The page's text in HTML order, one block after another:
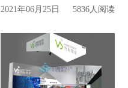
2021年06月25日 5836人阅读